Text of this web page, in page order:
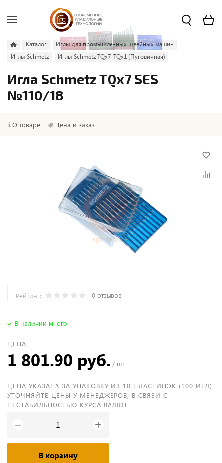
Каталог
Иглы для промышленных швейных машин
Иглы Schmetz
Иглы Schmetz TQx7, TQx1 (Пуговичная)
Игла Schmetz TQx7 SES
№110/18
О товаре Цена и заказ
Рейтинг: 0 отзывов
В наличии много
ЦЕНА
1 801.90 руб. / шт
ЦЕНА УКАЗАНА ЗА УПАКОВКУ ИЗ 10 ПЛАСТИНОК (100 ИГЛ)
УТОЧНЯЙТЕ ЦЕНЫ У МЕНЕДЖЕРОВ, В СВЯЗИ С
НЕСТАБИЛЬНОСТЬЮ КУРСА ВАЛЮТ
− +
В корзину